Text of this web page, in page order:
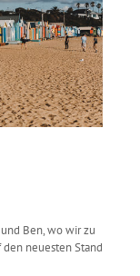
Ben, wo wir zu
neuesten Stand